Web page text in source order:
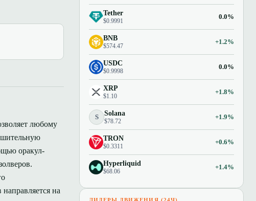
любому
оракул-
на
Tether
$0.9991
0.0%
BNB
$574.47
+1.2%
USDC
$0.9998
0.0%
XRP
$1.10
+1.8%
S Solana
$78.72
+1.9%
TRON
$0.3311
+0.6%
Hyperliquid
$68.06
+1.4%